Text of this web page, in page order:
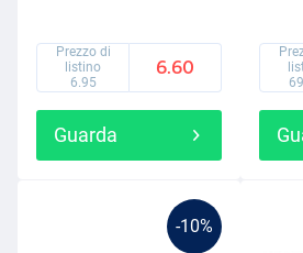
Prezzo di
listino
6.95
6.60
Guarda
-10%